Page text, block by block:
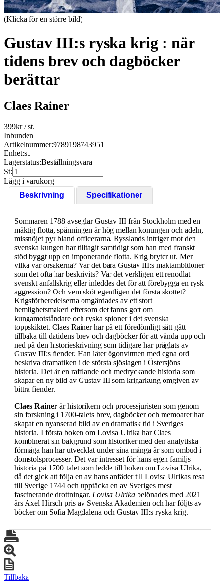
(Klicka för en större bild)
Gustav III:s ryska krig : när
tidens brev och dagböcker
berättar
Claes Rainer
399kr/ st.
Inbunden
Artikelnummer:9789198743951
Enhet:st.
Lagerstatus:Beställningsvara
St:
Lägg i varukorg
Beskrivning
Specifikationer
Sommaren 1788 avseglar Gustav III från Stockholm med en
mäktig flotta, spänningen är hög mellan konungen och adeln,
missnöjet pyr bland officerarna. Rysslands intriger mot den
svenska kungen har tilltagit samtidigt som han med franskt
stöd byggt upp en imponerande flotta. Krig bryter ut. Men
vilka var orsakerna? Var det bara Gustav III:s maktambitioner
som det ofta har beskrivits? Var det verkligen ett renodlat
svenskt anfallskrig eller inleddes det för att förebygga en rysk
aggression? Och vem sköt egentligen det första skottet?
Krigsförberedelserna omgärdades av ett stort
hemlighetsmakeri eftersom det fanns gott om
kungamotståndare och ryska spioner i det svenska
toppskiktet. Claes Rainer har på ett föredömligt sätt gått
tillbaka till dåtidens brev och dagböcker för att vända upp och
ned på den historieskrivning som tidigare har präglats av
Gustav III:s fiender. Han låter ögonvittnen med egna ord
beskriva dramatiken i de största sjöslagen i Östersjöns
historia. Det är en rafflande och medryckande historia som
skapar en ny bild av Gustav III som krigarkung omgiven av
bittra fiender.
Claes Rainer är historikern och processjuristen som genom
sin forskning i 1700-talets brev, dagböcker och memoarer har
skapat en nyanserad bild av en dramatisk tid i Sveriges
historia. I första boken om Lovisa Ulrika har Claes
kombinerat sin bakgrund som historiker med den analytiska
förmåga han har utvecklat under sina många år som ombud i
domstolsprocesser. Det var intresset för hans egen familjs
historia på 1700-talet som ledde till boken om Lovisa Ulrika,
då det gick att följa en av hans anfäder till Lovisa Ulrikas resa
till Sverige 1744 och upptäcka en av Sveriges mest
fascinerande drottningar. Lovisa Ulrika belönades med 2021
års Axel Hirsch pris av Svenska Akademien och har följts av
böcker om Sofia Magdalena och Gustav III:s ryska krig.
Tillbaka